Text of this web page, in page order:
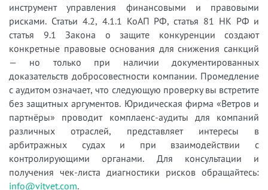
инструмент управления финансовыми и правовыми
рисками. Статьи 4.2, 4.1.1 КоАП РФ, статья 81 НК РФ и
статья 9.1 Закона о защите конкуренции создают
конкретные правовые основания для снижения санкций
— но только при наличии документированных
доказательств добросовестности компании. Промедление
с аудитом означает, что следующую проверку вы встретите
без защитных аргументов. Юридическая фирма «Ветров и
партнёры» проводит комплаенс-аудиты для компаний
различных отраслей, представляет интересы в
арбитражных судах и при взаимодействии с
контролирующими органами. Для консультации и
получения чек-листа диагностики рисков обращайтесь:
info@vitvet.com.